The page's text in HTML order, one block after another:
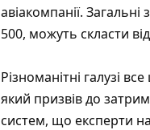
авіакомпанії.
500, можуть скласти
Різноманітні галузі
який призвів до
систем, що експерти